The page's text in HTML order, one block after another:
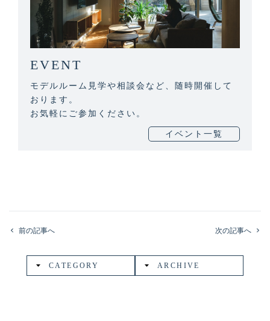
EVENT
モデルルーム見学や相談会など、随時開催して
おります。
お気軽にご参加ください。
イベント一覧
前の記事へ 次の記事へ
CATEGORY ARCHIVE